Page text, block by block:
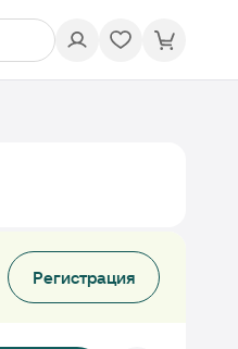
Регистрация